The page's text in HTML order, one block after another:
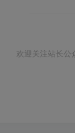
欢迎关注站长公